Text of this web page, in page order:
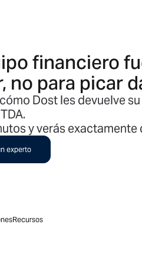
financiero
no para picar
Dost les devuelve
y verás exactamente
experto
Recursos